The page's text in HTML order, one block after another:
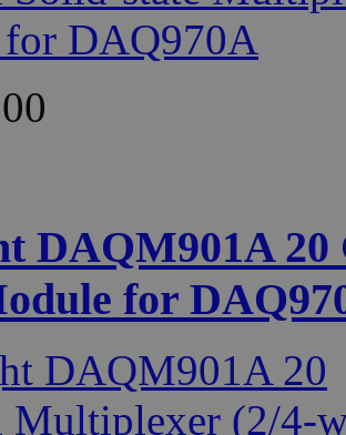
DAQM901A
for